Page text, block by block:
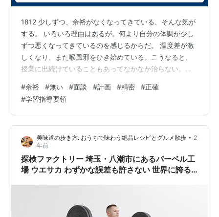
1812 少しずつ、余裕がなくなってきている、そんな気が
する。 いろいろ理由はあるが。何より自分の体調が少し
ずつ悪くなってきているのを感じるからだ。 温度差が激
しくなり、また喉風邪をひき始めている。こうなると、
授業に出続けていることもあってなかなか治らない。そ
して、すでに学期末の体制に入り始めているから、とも
言える。個別面談の予定調整が始まり、そのための準備
も行う。何より学習面だ。 今日、本来は17時ごろにタス
クは終わったのだが、試しに終業式までの時間割を作っ
てみた。 なんと、順調にやると順調ではない結果が出る
ことがわかった。 学習発表会な…
#余裕 #無い #面談 #計画 #精密 #正確
#学習指導要領
美味道の歩き方: おうちで味わう絶品レシピとグルメ散歩 • 2
年前
探検ファクトリー 埼玉・八潮市にあるバーベル工
場 ウエサカ わずかな誤差も許さない 世界に誇る